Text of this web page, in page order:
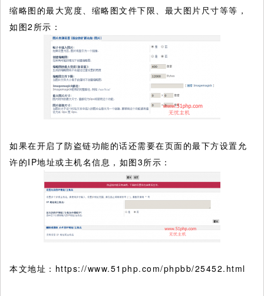
缩略图的最大宽度、缩略图文件下限、最大图片尺寸等等，
如图2所示：
如果在开启了防盗链功能的话还需要在页面的最下方设置允
许的IP地址或主机名信息，如图3所示：
本文地址：https://www.51php.com/phpbb/25452.html